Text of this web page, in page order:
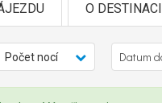
O DESTINACI
Počet nocí